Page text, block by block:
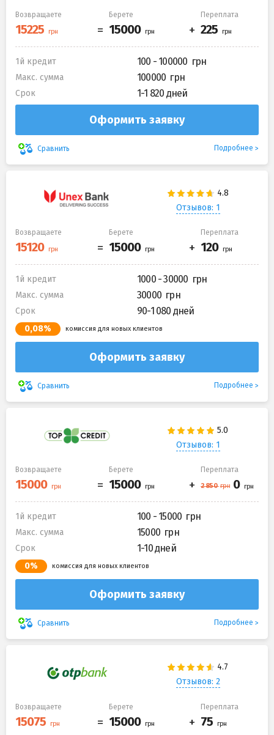
Возвращаете Берете Переплата
1й кредит 100 - 100000
Макс. сумма 100000
Срок 1-1 820 дней
Оформить заявку
Сравнить Подробнее
Отзывов: 1
Возвращаете Берете Переплата
1й кредит 1000 - 30000
Макс. сумма 30000
Срок 90-1 080 дней
0,08% комиссия для новых клиентов
Оформить заявку
Сравнить Подробнее
Отзывов: 1
Возвращаете Берете Переплата
1й кредит 100 - 15000
Макс. сумма 15000
Срок 1-10 дней
0% комиссия для новых клиентов
Оформить заявку
Сравнить Подробнее
Отзывов: 2
Возвращаете Берете Переплата